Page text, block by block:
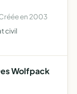
Créée en 2003
civil
Wolfpack